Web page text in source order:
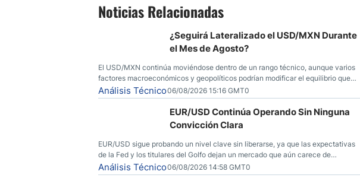
Noticias Relacionadas
¿Seguirá Lateralizado el USD/MXN Durante
el Mes de Agosto?
El USD/MXN continúa moviéndose dentro de un rango técnico, aunque varios
factores macroeconómicos y geopolíticos podrían modificar el equilibrio que
ha dominado al mercado en las últimas semanas.
Análisis Técnico06/08/2026 15:16 GMT0
EUR/USD Continúa Operando Sin Ninguna
Convicción Clara
EUR/USD sigue probando un nivel clave sin liberarse, ya que las expectativas
de la Fed y los titulares del Golfo dejan un mercado que aún carece de
convicción real.
Análisis Técnico06/08/2026 14:58 GMT0